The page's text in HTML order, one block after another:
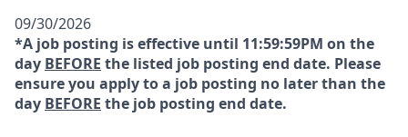
09/30/2026
*A job posting is effective until 11:59:59PM on the
day BEFORE the listed job posting end date. Please
ensure you apply to a job posting no later than the
day BEFORE the job posting end date.